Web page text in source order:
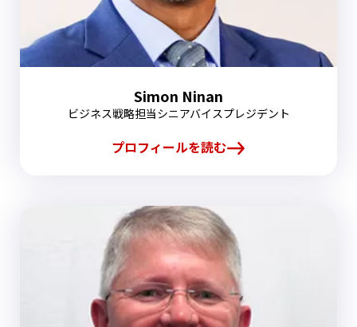
Simon Ninan
ビジネス戦略担当シニアバイスプレジデント
プロフィールを読む